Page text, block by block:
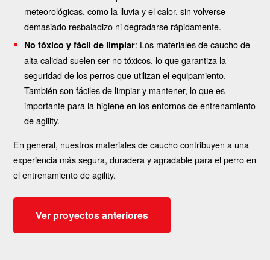
meteorológicas, como la lluvia y el calor, sin volverse
demasiado resbaladizo ni degradarse rápidamente.
No tóxico y fácil de limpiar: Los materiales de caucho de
alta calidad suelen ser no tóxicos, lo que garantiza la
seguridad de los perros que utilizan el equipamiento.
También son fáciles de limpiar y mantener, lo que es
importante para la higiene en los entornos de entrenamiento
de agility.
En general, nuestros materiales de caucho contribuyen a una
experiencia más segura, duradera y agradable para el perro en
el entrenamiento de agility.
Ver proyectos anteriores